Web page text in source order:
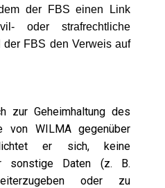
der FBS einen Link
oder strafrechtliche
der FBS den Verweis auf
zur Geheimhaltung des
WILMA gegenüber
er sich, keine
sonstige Daten (z. B.
oder zu